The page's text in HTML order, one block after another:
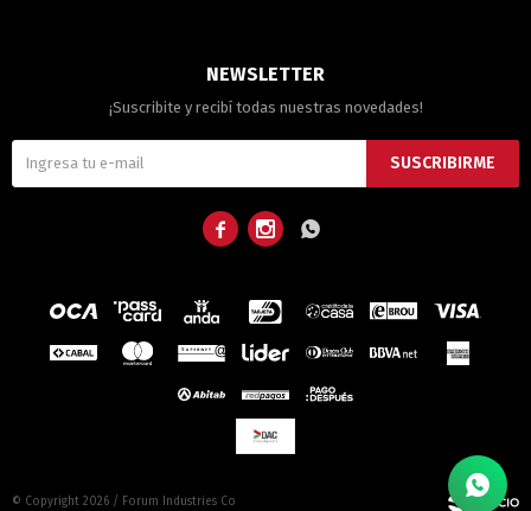
NEWSLETTER
¡Suscribite y recibí todas nuestras novedades!
SUSCRIBIRME
  
© Copyright 2026 / Forum Industries Co